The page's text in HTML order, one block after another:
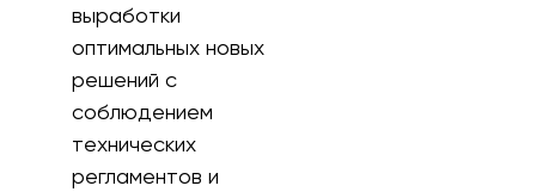
выработки
оптимальных новых
решений с
соблюдением
технических
регламентов и